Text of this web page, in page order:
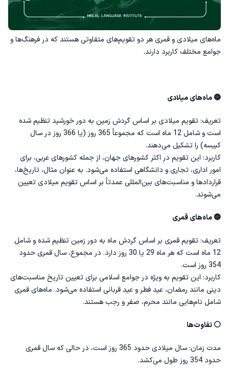
ماه‌های میلادی و قمری هر دو تقویم‌های متفاوتی هستند که در فرهنگ‌ها و
جوامع مختلف کاربرد دارند.
🔵 ماه‌های میلادی
تعریف: تقویم میلادی بر اساس گردش زمین به دور خورشید تنظیم شده
است و شامل 12 ماه است که مجموعاً 365 روز (یا 366 روز در سال
کبیسه) را تشکیل می‌دهند.
کاربرد: این تقویم در اکثر کشورهای جهان، از جمله کشورهای عربی، برای
امور اداری، تجاری و دانشگاهی استفاده می‌شود. به عنوان مثال، تاریخ‌ها،
قراردادها و مناسبت‌های بین‌المللی عمدتاً بر اساس تقویم میلادی تعیین
می‌شوند.
🔵 ماه‌های قمری
تعریف: تقویم قمری بر اساس گردش ماه به دور زمین تنظیم شده و شامل
12 ماه است که هر ماه 29 یا 30 روز دارد. در مجموع، سال قمری حدود
354 روز است.
کاربرد: این تقویم به ویژه در جوامع اسلامی برای تعیین تاریخ مناسبت‌های
دینی مانند رمضان، عید فطر و عید قربانی استفاده می‌شود. ماه‌های قمری
شامل نام‌هایی مانند محرم، صفر و رجب هستند.
⚪ تفاوت‌ها
مدت زمان: سال میلادی حدود 365 روز است، در حالی که سال قمری
حدود 354 روز طول می‌کشد.